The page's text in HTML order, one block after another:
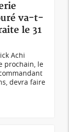
va-t-
le 31
Achi
prochain, le
devra faire